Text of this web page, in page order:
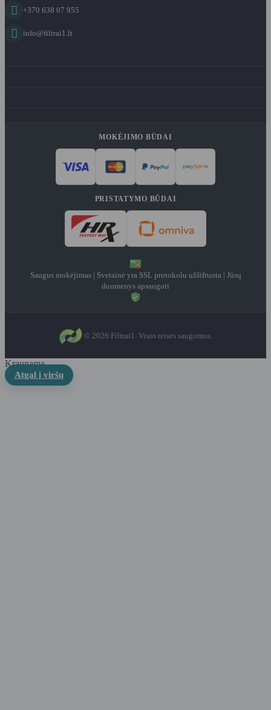
 +370 638 07 955
 info@filtrai1.lt
MOKĖJIMO BŪDAI
PRISTATYMO BŪDAI
Saugus mokėjimas | Svetainė yra SSL protokolu užšifruota | Jūsų
duomenys apsaugoti
© 2026 Filtrai1. Visos teisės saugomos.
Kraunama...
Atgal į viršų